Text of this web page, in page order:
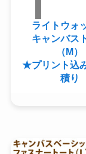
ライトウォ
キャンバス
（M）
★プリント込
積り